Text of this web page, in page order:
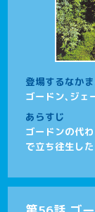
登場するなか
ゴードン、ジェ
あらすじ
ゴードンの代
で立ち往生し